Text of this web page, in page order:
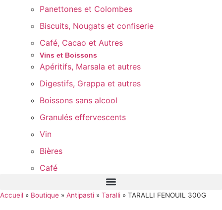
Panettones et Colombes
Biscuits, Nougats et confiserie
Café, Cacao et Autres
Vins et Boissons
Apéritifs, Marsala et autres
Digestifs, Grappa et autres
Boissons sans alcool
Granulés effervescents
Vin
Bières
Café
Accueil » Boutique » Antipasti » Taralli » TARALLI FENOUIL 300G